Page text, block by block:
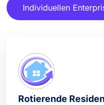
Individuellen
Rotierende